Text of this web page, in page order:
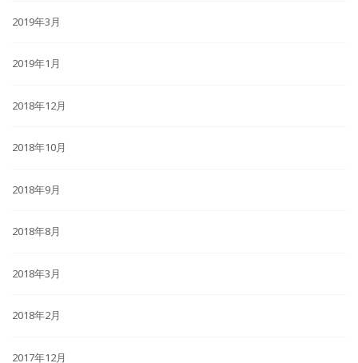
2019年3月
2019年1月
2018年12月
2018年10月
2018年9月
2018年8月
2018年3月
2018年2月
2017年12月